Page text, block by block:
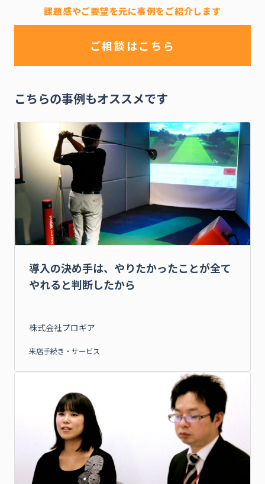
課題感やご要望を元に事例をご紹介します
ご相談はこちら
こちらの事例もオススメです
導入の決め手は、やりたかったことが全て
やれると判断したから
株式会社プロギア
来店手続き・サービス